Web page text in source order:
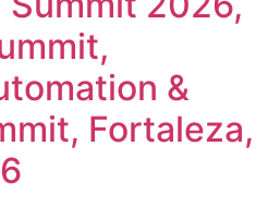
&
Fortaleza,